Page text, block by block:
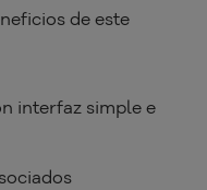
de este
interfaz simple e